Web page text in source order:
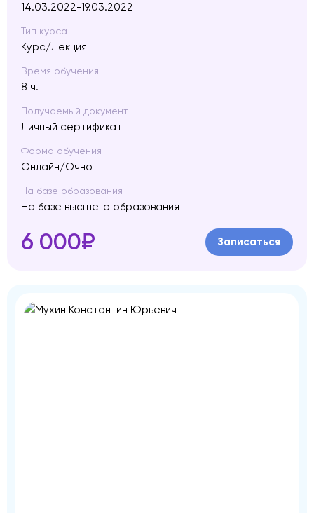
14.03.2022-19.03.2022
Тип курса
Курс/Лекция
Время обучения:
8 ч.
Получаемый документ
Личный сертификат
Форма обучения
Онлайн/Очно
На базе образования
На базе высшего образования
6 000₽ Записаться